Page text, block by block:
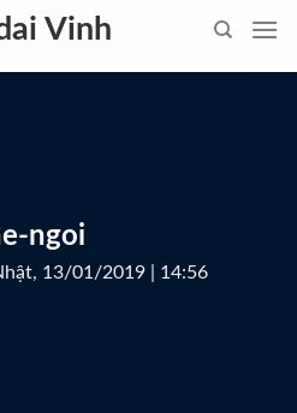
Vinh
ngoi
13/01/2019 | 14:56